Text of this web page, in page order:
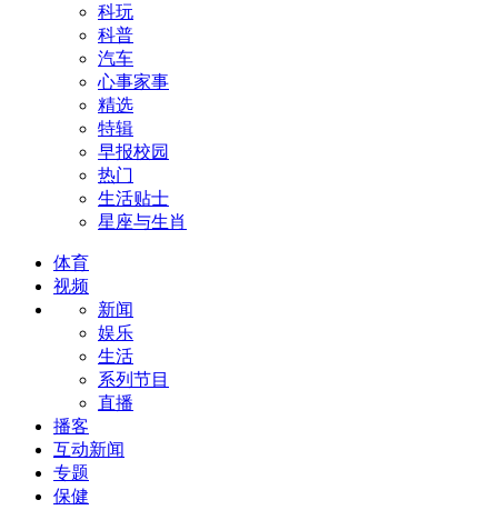
科玩
科普
汽车
心事家事
精选
特辑
早报校园
热门
生活贴士
星座与生肖
体育
视频
新闻
娱乐
生活
系列节目
直播
播客
互动新闻
专题
保健